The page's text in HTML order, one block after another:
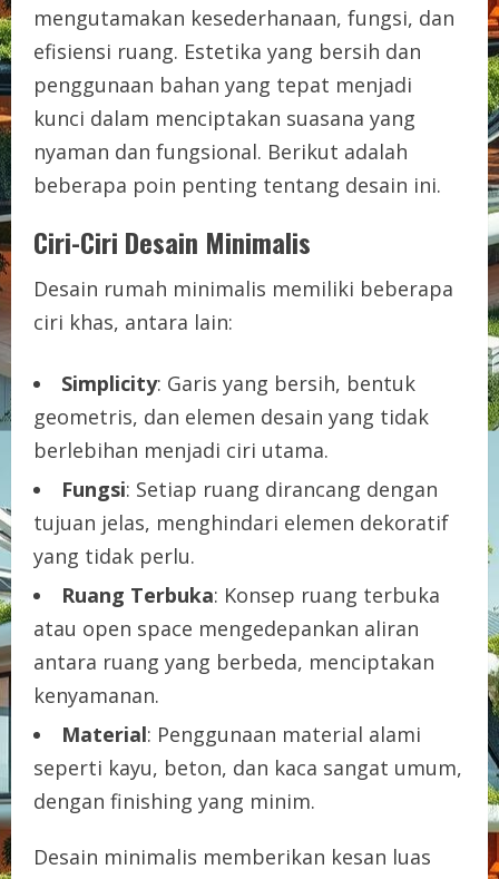
mengutamakan kesederhanaan, fungsi, dan
efisiensi ruang. Estetika yang bersih dan
penggunaan bahan yang tepat menjadi
kunci dalam menciptakan suasana yang
nyaman dan fungsional. Berikut adalah
beberapa poin penting tentang desain ini.
Ciri-Ciri Desain Minimalis
Desain rumah minimalis memiliki beberapa
ciri khas, antara lain:
Simplicity: Garis yang bersih, bentuk
geometris, dan elemen desain yang tidak
berlebihan menjadi ciri utama.
Fungsi: Setiap ruang dirancang dengan
tujuan jelas, menghindari elemen dekoratif
yang tidak perlu.
Ruang Terbuka: Konsep ruang terbuka
atau open space mengedepankan aliran
antara ruang yang berbeda, menciptakan
kenyamanan.
Material: Penggunaan material alami
seperti kayu, beton, dan kaca sangat umum,
dengan finishing yang minim.
Desain minimalis memberikan kesan luas